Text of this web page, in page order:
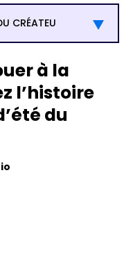
CRÉATEU
à la
l’histoire
du